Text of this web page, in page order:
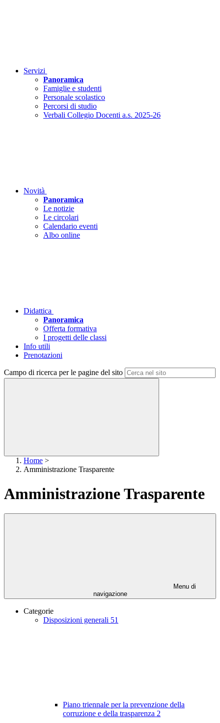
Servizi
Panoramica
Famiglie e studenti
Personale scolastico
Percorsi di studio
Verbali Collegio Docenti a.s. 2025-26
Novità
Panoramica
Le notizie
Le circolari
Calendario eventi
Albo online
Didattica
Panoramica
Offerta formativa
I progetti delle classi
Info utili
Prenotazioni
Campo di ricerca per le pagine del sito
Home >
Amministrazione Trasparente
Amministrazione Trasparente
Menu di
navigazione
Categorie
Disposizioni generali 51
Piano triennale per la prevenzione della
corruzione e della trasparenza 2